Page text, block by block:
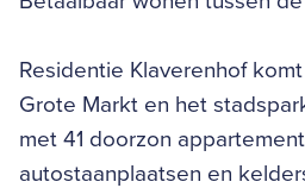
Residentie Klaverenhof
Grote Markt en het
met 41 doorzon
autostaanplaatsen en